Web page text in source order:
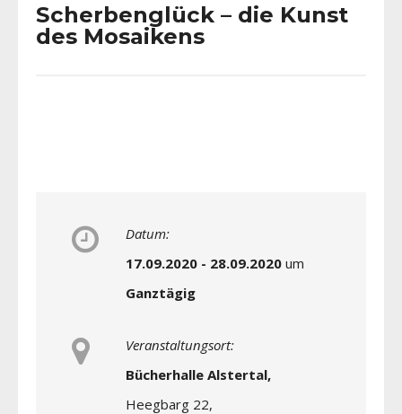
Scherbenglück – die Kunst
des Mosaikens
Datum:
17.09.2020 - 28.09.2020 um
Ganztägig
Veranstaltungsort:
Bücherhalle Alstertal,
Heegbarg 22,